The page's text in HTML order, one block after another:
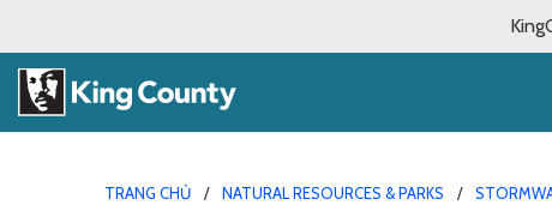
TRANG CHỦ NATURAL RESOURCES & PARKS